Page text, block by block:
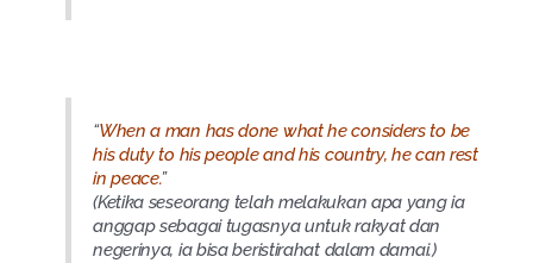
“When a man has done what he considers to be
his duty to his people and his country, he can rest
in peace.”
(Ketika seseorang telah melakukan apa yang ia
anggap sebagai tugasnya untuk rakyat dan
negerinya, ia bisa beristirahat dalam damai.)